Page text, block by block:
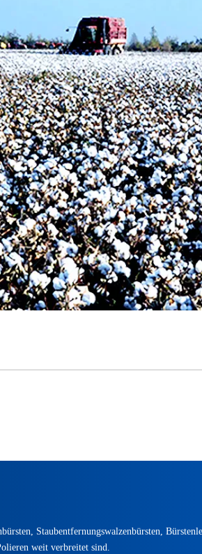
Staubentfernungswalzenbürsten,
weit verbreitet sind.